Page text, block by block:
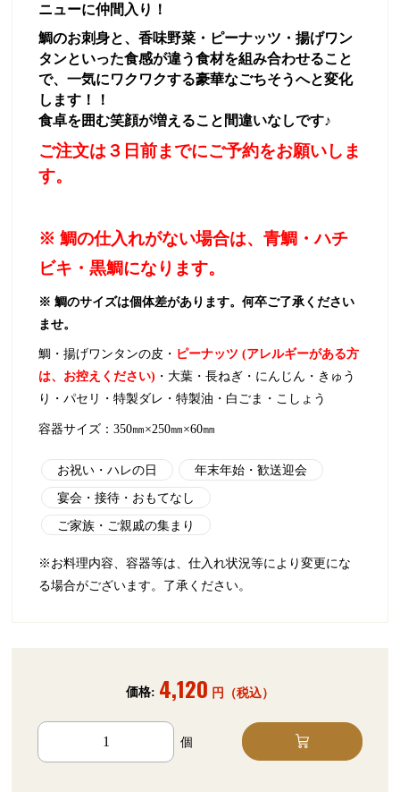
ニューに仲間入り！
鯛のお刺身と、香味野菜・ピーナッツ・揚げワン
タンといった食感が違う食材を組み合わせること
で、一気にワクワクする豪華なごちそうへと変化
します！！
食卓を囲む笑顔が増えること間違いなしです♪
ご注文は３ 日前までにご予約をお願いしま
す。
※ 鯛の仕入れがない場合は、青鯛・ハチ
ビキ・黒鯛になります。
※ 鯛のサイズは個体差があります。何卒ご了承ください
ませ。
鯛・揚げワンタンの皮・ ピーナッツ (アレルギーがある方
は、お控えください) ・大葉・長ねぎ・にんじん・きゅう
り・パセリ・特製ダレ・特製油・白ごま・こしょう
容器サイズ：350㎜×250㎜×60㎜
お祝い・ハレの日
年末年始・歓送迎会
宴会・接待・おもてなし
ご家族・ご親戚の集まり
※お料理内容、容器等は、仕入れ状況等により変更にな
る場合がございます。了承ください。
価格: 4,120 円（税込）